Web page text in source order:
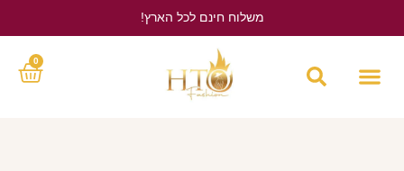
משלוח חינם לכל הארץ!
0